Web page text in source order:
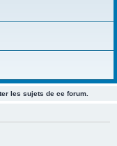
les sujets de ce forum.